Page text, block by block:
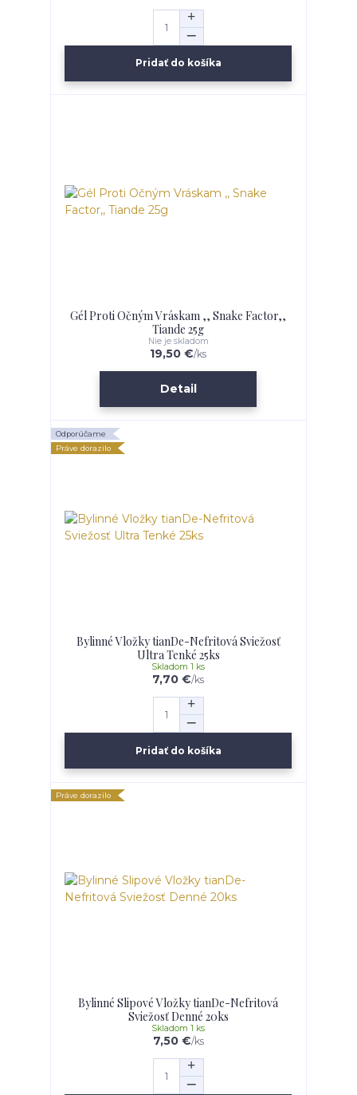
Pridať do košíka
Gél Proti Očným Vráskam ,, Snake Factor,,
Tiande 25g
19,50 €/ks
Nie je skladom
Detail
Odporúčame
Práve dorazilo
Bylinné Vložky tianDe-Nefritová Sviežosť
Ultra Tenké 25ks
7,70 €/ks
Skladom 1 ks
Pridať do košíka
Práve dorazilo
Bylinné Slipové Vložky tianDe-Nefritová
Sviežosť Denné 20ks
7,50 €/ks
Skladom 1 ks